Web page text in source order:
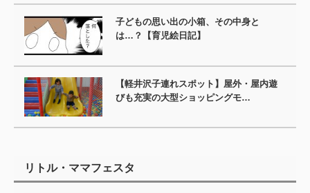
子どもの思い出の小箱、その中身と
は…？【育児絵日記】
【軽井沢子連れスポット】屋外・屋内遊
びも充実の大型ショッピングモ…
リトル・ママフェスタ